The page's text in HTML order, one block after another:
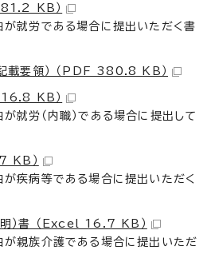
KB）
が就労である場合に提出いただく書
載要領） （PDF 380.8 KB）
KB）
就労（内職）である場合に提出して
KB）
疾病等である場合に提出いただく
明）書 （Excel 16.7 KB）
が親族介護である場合に提出いただ